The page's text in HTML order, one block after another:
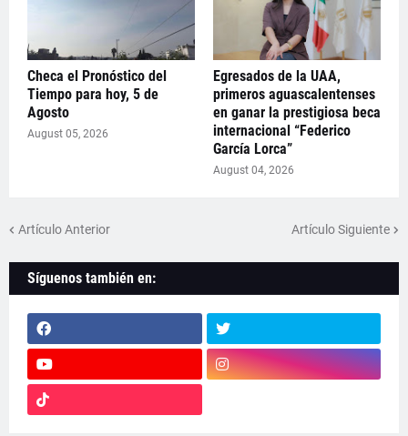
Checa el Pronóstico del
Tiempo para hoy, 5 de
Agosto
August 05, 2026
Egresados de la UAA,
primeros aguascalentenses
en ganar la prestigiosa beca
internacional “Federico
García Lorca”
August 04, 2026
Artículo Anterior Artículo Siguiente
Síguenos también en: